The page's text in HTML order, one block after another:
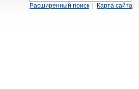
Расширенный поиск Карта сайта